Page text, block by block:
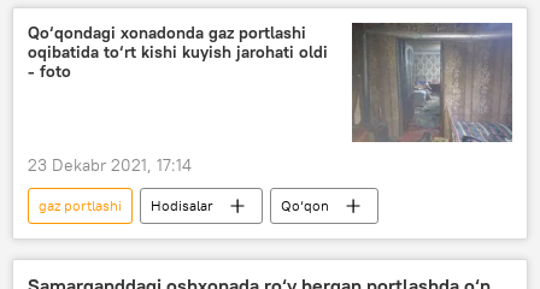
Qo‘qondagi xonadonda gaz portlashi
oqibatida to‘rt kishi kuyish jarohati oldi
- foto
23 Dekabr 2021, 17:14
gaz portlashi Hodisalar Qo‘qon